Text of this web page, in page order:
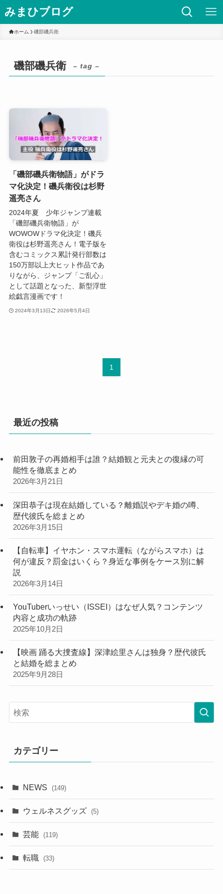
みまひブログ
ホーム 磯部磯兵衛
磯部磯兵衛 – tag –
「磯部磯兵衛物語」がドラ
マ化決定！磯兵衛役は杉野
遥亮さん
2024年夏 少年ジャンプ連載
「磯部磯兵衛物語」が
WOWOWドラマ化決定！磯兵
衛役は杉野遥亮さん！電子版を
含むコミックス累計発行部数は
150万部以上大ヒット作品であ
りながら、ジャンプ「ご乱心」
として話題となった、新型浮世
絵戯言漫画です！
2024年3月13日 2026年5月4日
1
最近の投稿
前田敦子の再婚相手は誰？結婚観と元夫との復縁の可
能性を徹底まとめ
2026年3月21日
深田恭子は現在結婚している？離婚説やデキ婚の噂、
歴代彼氏を総まとめ
2026年3月15日
【自転車】イヤホン・スマホ運転（ながらスマホ）は
何が違反？罰金はいくら？身近な事例をケース別に解
説
2026年3月14日
YouTuberいっせい（ISSEI）はなぜ人気？コンテンツ
内容と成功の軌跡
2025年10月2日
【映画 踊る大捜査線】深津絵里さんは独身？歴代彼氏
と結婚を総まとめ
2025年9月28日
カテゴリー
NEWS (149)
ウェルネスグッズ (5)
芸能 (119)
転職 (33)